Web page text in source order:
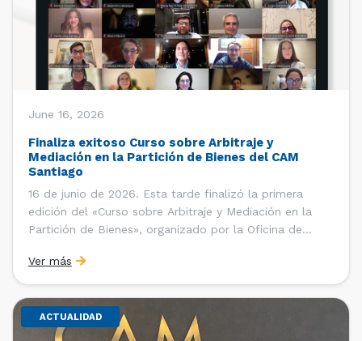
June 16, 2026
Finaliza exitoso Curso sobre Arbitraje y
Mediación en la Partición de Bienes del CAM
Santiago
16 de junio de 2026. Esta tarde finalizó la primera
edición del «Curso sobre Arbitraje y Mediación en la
Partición de Bienes», organizado por la Oficina de
Arbitraje y Mediación (CAM) de la Cámara de Comercio
de Santiago (CCS). El curso contó con […]
Ver más
ACTUALIDAD